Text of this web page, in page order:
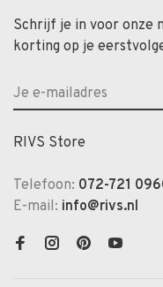
Schrijf je in voor onze
korting op je
RIVS Store
Telefoon: 072-721
E-mail: info@rivs.nl